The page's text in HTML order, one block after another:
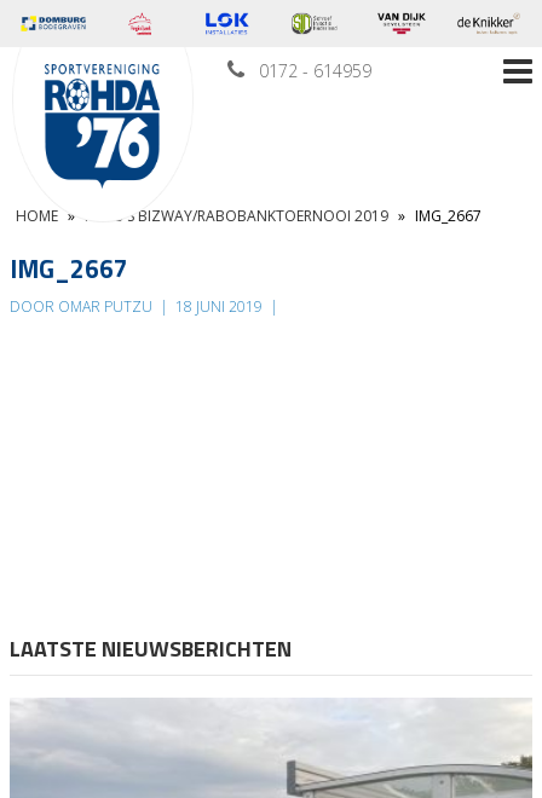
0172 - 614959
HOME » FOTO’S BIZWAY/RABOBANKTOERNOOI 2019 » IMG_2667
IMG_2667
DOOR OMAR PUTZU | 18 JUNI 2019 |
LAATSTE NIEUWSBERICHTEN